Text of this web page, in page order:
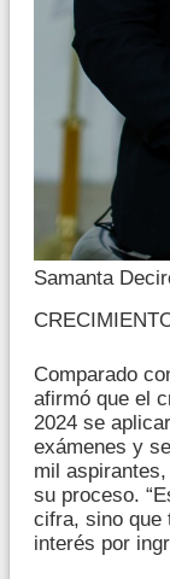
Samanta
Comparado
afirmó que el
2024 se
exámenes y
mil
su proceso.
cifra, sino que
interés por